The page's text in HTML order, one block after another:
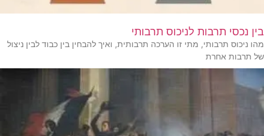
בין נכסי תרבות לניכוס תרבותי
מהו ניכוס תרבותי, מתי זו הערכה תרבותית, ואיך להבחין בין כבוד לבין ניצול
של תרבות אחרת